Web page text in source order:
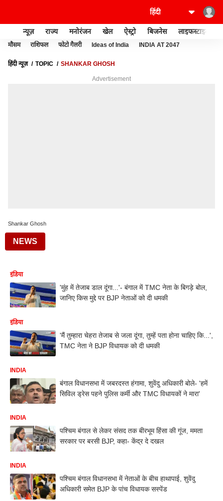
न्यूज़ राज्य मनोरंजन खेल ऐस्ट्रो बिजनेस लाइफस्टाइल
मौसम राशिफल फोटो गैलरी Ideas of India INDIA AT 2047
हिंदी न्यूज़ TOPIC SHANKAR GHOSH
Advertisement
Shankar Ghosh
NEWS
इंडिया
'मुंह में तेजाब डाल दूंगा...'- बंगाल में TMC नेता के बिगड़े बोल,
जानिए किस मुद्दे पर BJP नेताओं को दी धमकी
इंडिया
'मैं तुम्हारा चेहरा तेजाब से जला दूंगा, तुम्हें पता होना चाहिए कि...',
TMC नेता ने BJP विधायक को दी धमकी
INDIA
बंगाल विधानसभा में जबरदस्त हंगामा, शुवेंदु अधिकारी बोले- 'हमें
सिविल ड्रेस पहने पुलिस कर्मी और TMC विधायकों ने मारा'
INDIA
पश्चिम बंगाल से लेकर संसद तक बीरभूम हिंसा की गूंज, ममता
सरकार पर बरसी BJP, कहा- केंद्र दे दखल
INDIA
पश्चिम बंगाल विधानसभा में नेताओं के बीच हाथापाई, शुवेंदु
अधिकारी समेत BJP के पांच विधायक सस्पेंड